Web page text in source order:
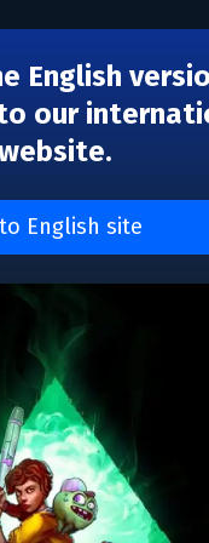
English
our
to English site